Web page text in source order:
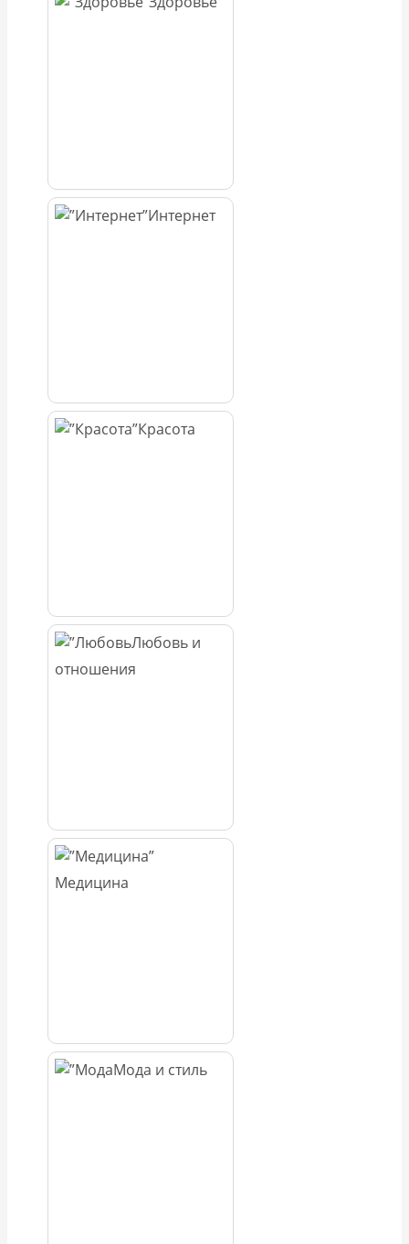
Интернет
Красота
Любовь и
отношения
Медицина
Мода и стиль